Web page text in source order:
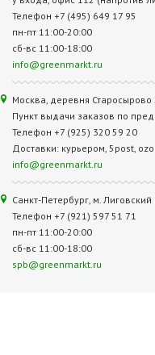
Телефон +7 (495) 649 17 95
пн-пт 11:00-20:00
сб-вс 11:00-18:00
info@greenmarkt.ru
Москва, деревня
Пункт выдачи заказов по
Телефон +7 (925) 320 59 20
Доставки: курьером, 5post,
info@greenmarkt.ru
Санкт-Петербург, м.
Телефон +7 (921) 597 51 71
пн-пт 11:00-20:00
сб-вс 11:00-18:00
spb@greenmarkt.ru